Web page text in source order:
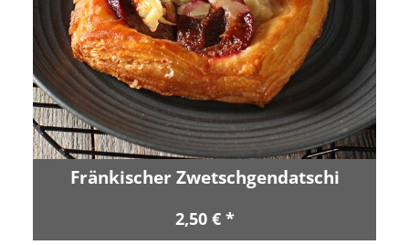
Fränkischer Zwetschgendatschi
2,50 € *